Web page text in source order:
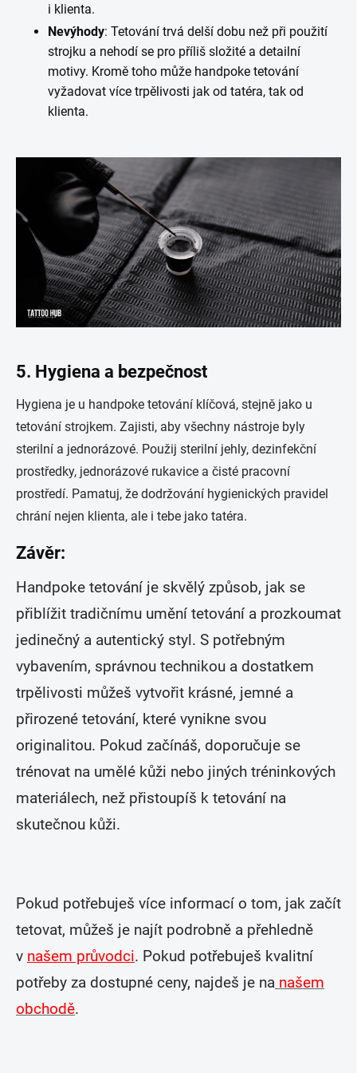
i klienta.
Nevýhody: Tetování trvá delší dobu než při použití
strojku a nehodí se pro příliš složité a detailní
motivy. Kromě toho může handpoke tetování
vyžadovat více trpělivosti jak od tatéra, tak od
klienta.
5. Hygiena a bezpečnost
Hygiena je u handpoke tetování klíčová, stejně jako u
tetování strojkem. Zajisti, aby všechny nástroje byly
sterilní a jednorázové. Použij sterilní jehly, dezinfekční
prostředky, jednorázové rukavice a čisté pracovní
prostředí. Pamatuj, že dodržování hygienických pravidel
chrání nejen klienta, ale i tebe jako tatéra.
Závěr:
Handpoke tetování je skvělý způsob, jak se
přiblížit tradičnímu umění tetování a prozkoumat
jedinečný a autentický styl. S potřebným
vybavením, správnou technikou a dostatkem
trpělivosti můžeš vytvořit krásné, jemné a
přirozené tetování, které vynikne svou
originalitou. Pokud začínáš, doporučuje se
trénovat na umělé kůži nebo jiných tréninkových
materiálech, než přistoupíš k tetování na
skutečnou kůži.
Pokud potřebuješ více informací o tom, jak začít
tetovat, můžeš je najít podrobně a přehledně
v našem průvodci. Pokud potřebuješ kvalitní
potřeby za dostupné ceny, najdeš je na našem
obchodě.